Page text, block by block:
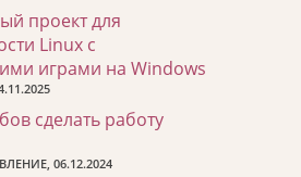
проект для
Linux с
играми на Windows
сделать работу
06.12.2024